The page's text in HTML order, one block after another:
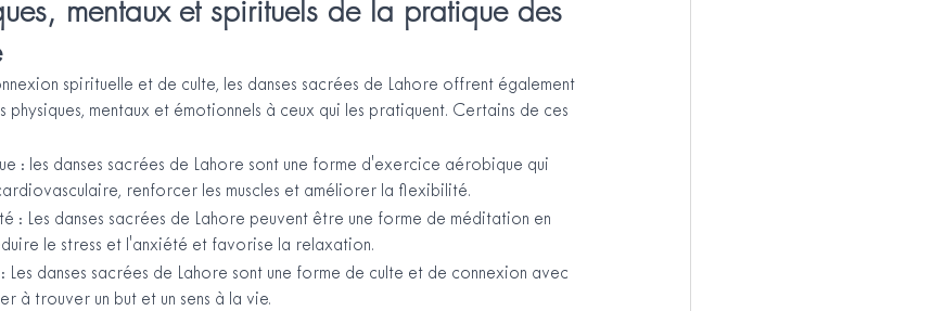
mentaux et spirituels de la pratique des
spirituelle et de culte, les danses sacrées de Lahore offrent également
physiques, mentaux et émotionnels à ceux qui les pratiquent. Certains de ces
: les danses sacrées de Lahore sont une forme d'exercice aérobique qui
renforcer les muscles et améliorer la flexibilité.
: Les danses sacrées de Lahore peuvent être une forme de méditation en
le stress et l'anxiété et favorise la relaxation.
Les danses sacrées de Lahore sont une forme de culte et de connexion avec
à trouver un but et un sens à la vie.